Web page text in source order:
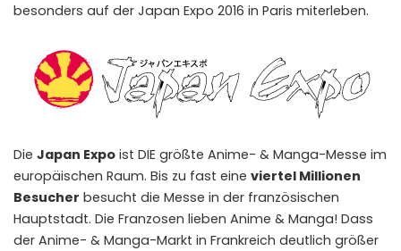
besonders auf der Japan Expo 2016 in Paris miterleben.
Die Japan Expo ist DIE größte Anime- & Manga-Messe im
europäischen Raum. Bis zu fast eine viertel Millionen
Besucher besucht die Messe in der französischen
Hauptstadt. Die Franzosen lieben Anime & Manga! Dass
der Anime- & Manga-Markt in Frankreich deutlich größer